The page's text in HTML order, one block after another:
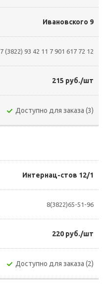
Ивановского 9
7 (3822) 93 42 11 7 901 617 72 12
215 руб./шт
Доступно для заказа (3)
Интернац-стов 12/1
8(3822)65-51-96
220 руб./шт
Доступно для заказа (2)